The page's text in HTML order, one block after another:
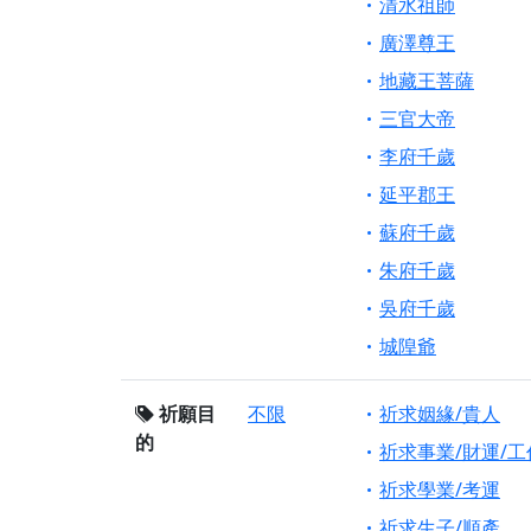
廣澤尊王
地藏王菩薩
三官大帝
李府千歲
延平郡王
蘇府千歲
朱府千歲
吳府千歲
城隍爺
祈願目
的
不限
祈求姻緣/貴人
祈求事業/財運/工
祈求學業/考運